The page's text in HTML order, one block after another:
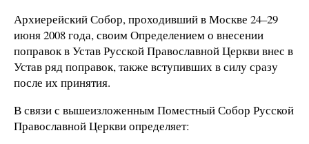
Архиерейский Собор, проходивший в Москве 24–29
июня 2008 года, своим Определением о внесении
поправок в Устав Русской Православной Церкви внес в
Устав ряд поправок, также вступивших в силу сразу
после их принятия.
В связи с вышеизложенным Поместный Собор Русской
Православной Церкви определяет: